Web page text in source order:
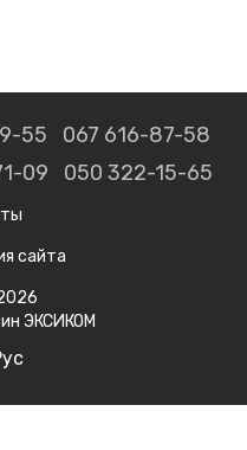
55
067 616-87-58
09 050 322-15-65
сайта
ЭКСИКОМ